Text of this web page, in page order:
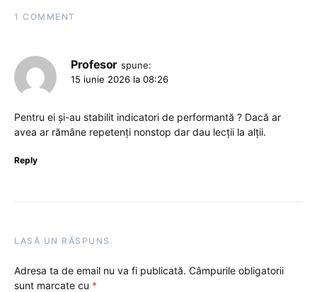
1 COMMENT
Profesor spune:
15 iunie 2026 la 08:26
Pentru ei și-au stabilit indicatori de performantă ? Dacă ar
avea ar rămâne repetenți nonstop dar dau lecții la alții.
Reply
LASĂ UN RĂSPUNS
Adresa ta de email nu va fi publicată. Câmpurile obligatorii
sunt marcate cu *